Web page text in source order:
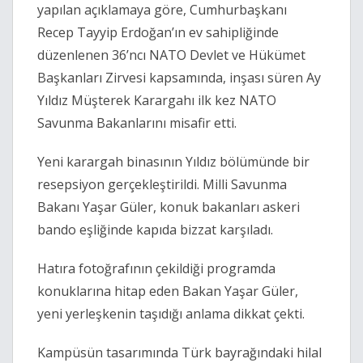
yapılan açıklamaya göre, Cumhurbaşkanı
Recep Tayyip Erdoğan’ın ev sahipliğinde
düzenlenen 36’ncı NATO Devlet ve Hükümet
Başkanları Zirvesi kapsamında, inşası süren Ay
Yıldız Müşterek Karargahı ilk kez NATO
Savunma Bakanlarını misafir etti.
Yeni karargah binasının Yıldız bölümünde bir
resepsiyon gerçekleştirildi. Milli Savunma
Bakanı Yaşar Güler, konuk bakanları askeri
bando eşliğinde kapıda bizzat karşıladı.
Hatıra fotoğrafının çekildiği programda
konuklarına hitap eden Bakan Yaşar Güler,
yeni yerleşkenin taşıdığı anlama dikkat çekti.
Kampüsün tasarımında Türk bayrağındaki hilal